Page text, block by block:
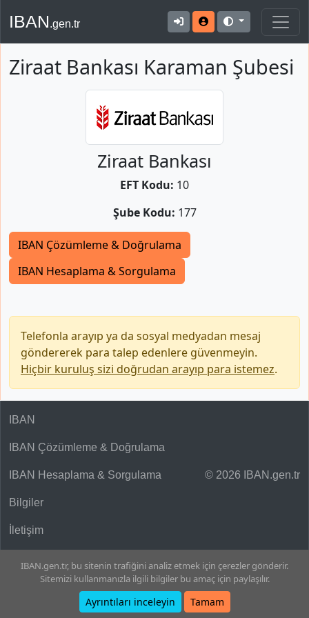
IBAN.gen.tr
Ziraat Bankası Karaman Şubesi
Ziraat Bankası
EFT Kodu: 10
Şube Kodu: 177
IBAN Çözümleme & Doğrulama
IBAN Hesaplama & Sorgulama
Telefonla arayıp ya da sosyal medyadan mesaj
göndererek para talep edenlere güvenmeyin.
Hiçbir kuruluş sizi doğrudan arayıp para istemez.
© 2026 IBAN.gen.tr
IBAN
IBAN Çözümleme & Doğrulama
IBAN Hesaplama & Sorgulama
Bilgiler
İletişim
IBAN.gen.tr, bu sitenin trafiğini analiz etmek için çerezler gönderir.
Sitemizi kullanmanızla ilgili bilgiler bu amaç için paylaşılır.
Ayrıntıları inceleyin Tamam